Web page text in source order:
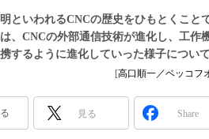
ジャパンモビリティショー
TECHNO-FRONTIER
EdgeTech+
組み込み画像技術
組み込みモデリ
Windows
ISO26262
といわれるCNCの歴史をひもとくこと
、CNCの外部通信技術が進化し、工作
するように進化していった様子について
[高口順一／ベッコフ
見る Share